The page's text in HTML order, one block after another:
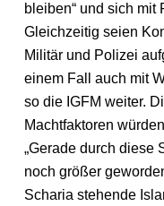
bleiben“ und sich mit
Gleichzeitig seien
Militär und Polizei
einem Fall auch mit
so die IGFM weiter.
Machtfaktoren
„Gerade durch diese
noch größer
Scharia stehende